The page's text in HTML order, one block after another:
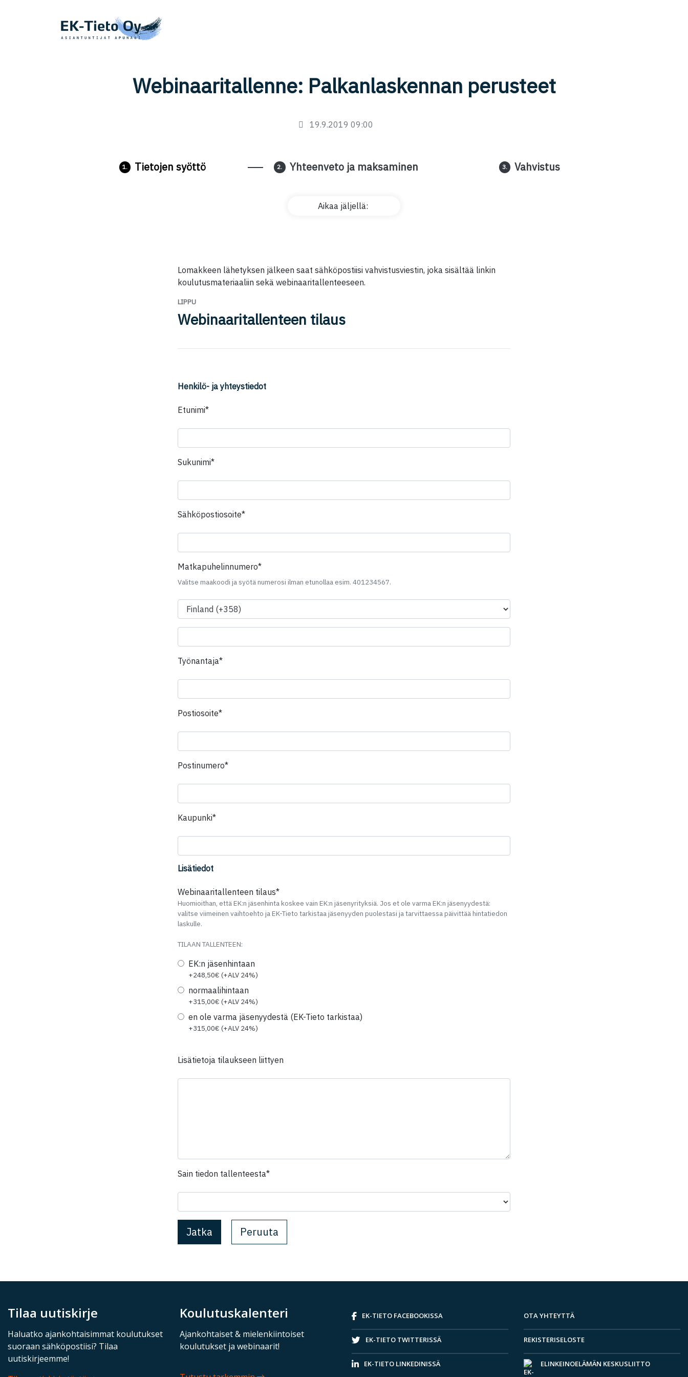
Webinaaritallenne: Palkanlaskennan perusteet
19.9.2019 09:00
1. Tietojen syöttö 2. Yhteenveto ja maksaminen 3. Vahvistus
Aikaa jäljellä:
Lomakkeen lähetyksen jälkeen saat sähköpostiisi vahvistusviestin, joka sisältää linkin
koulutusmateriaaliin sekä webinaaritallenteeseen.
LIPPU
Webinaaritallenteen tilaus
Henkilö- ja yhteystiedot
Etunimi*Kenttä on piilotettu
Sukunimi*Kenttä on piilotettu
Sähköpostiosoite*
Matkapuhelinnumero*Kenttä on piilotettu
Valitse maakoodi ja syötä numerosi ilman etunollaa esim. 401234567.
Työnantaja*Kenttä on piilotettu
Postiosoite*Kenttä on piilotettu
Postinumero*Kenttä on piilotettu
Kaupunki*Kenttä on piilotettu
Lisätiedot
Webinaaritallenteen tilaus*Kenttä on piilotettu
Huomioithan, että EK:n jäsenhinta koskee vain EK:n jäsenyrityksiä. Jos et ole varma EK:n jäsenyydestä:
valitse viimeinen vaihtoehto ja EK-Tieto tarkistaa jäsenyyden puolestasi ja tarvittaessa päivittää hintatiedon
laskulle.
TILAAN TALLENTEEN:
EK:n jäsenhintaan
+248,50€ (+ALV 24%)
normaalihintaan
+315,00€ (+ALV 24%)
en ole varma jäsenyydestä (EK-Tieto tarkistaa)
+315,00€ (+ALV 24%)
Lisätietoja tilaukseen liittyen
Sain tiedon tallenteesta*Kenttä on piilotettu
Peruuta
Tilaa uutiskirje
Haluatko ajankohtaisimmat koulutukset
suoraan sähköpostiisi? Tilaa
uutiskirjeemme!
Koulutuskalenteri
Ajankohtaiset & mielenkiintoiset
koulutukset ja webinaarit!
EK-TIETO FACEBOOKISSA
EK-TIETO TWITTERISSÄ
EK-TIETO LINKEDINISSÄ
OTA YHTEYTTÄ
REKISTERISELOSTE
ELINKEINOELÄMÄN KESKUSLIITTO